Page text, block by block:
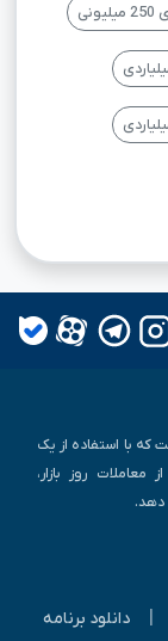
که با استفاده از یک
روز بازار،
دهد.
دانلود برنامه